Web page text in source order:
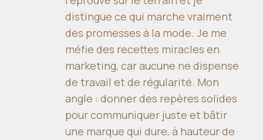
distingue ce qui marche vraiment
des promesses à la mode. Je me
méfie des recettes miracles en
marketing, car aucune ne dispense
de travail et de régularité. Mon
angle : donner des repères solides
pour communiquer juste et bâtir
une marque qui dure, à hauteur de